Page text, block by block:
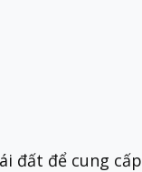
đất để cung cấp